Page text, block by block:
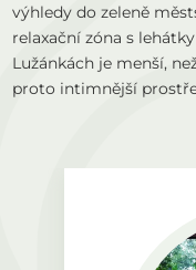
výhledy do zeleně
relaxační zóna s
Lužánkách je menší,
proto intimnější